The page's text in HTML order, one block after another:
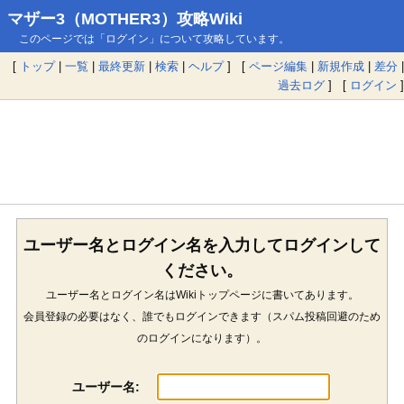
マザー3（MOTHER3）攻略Wiki
このページでは「ログイン」について攻略しています。
[ トップ| 一覧 | 最終更新 | 検索 | ヘルプ] [ ページ編集 | 新規作成 | 差分 |
過去ログ ] [ ログイン ]
ユーザー名とログイン名を入力してログインして
ください。
ユーザー名とログイン名はWikiトップページに書いてあります。
会員登録の必要はなく、誰でもログインできます（スパム投稿回避のため
のログインになります）。
ユーザー名: